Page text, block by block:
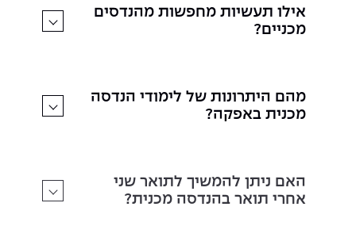
אילו תעשיות מחפשות מהנדסים
מכניים?
מהם היתרונות של לימודי הנדסה
מכנית באפקה?
האם ניתן להמשיך לתואר שני
אחרי תואר בהנדסה מכנית?